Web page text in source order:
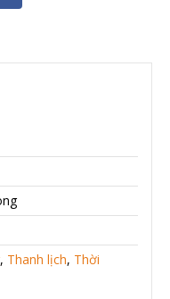
, Thanh lịch, Thời